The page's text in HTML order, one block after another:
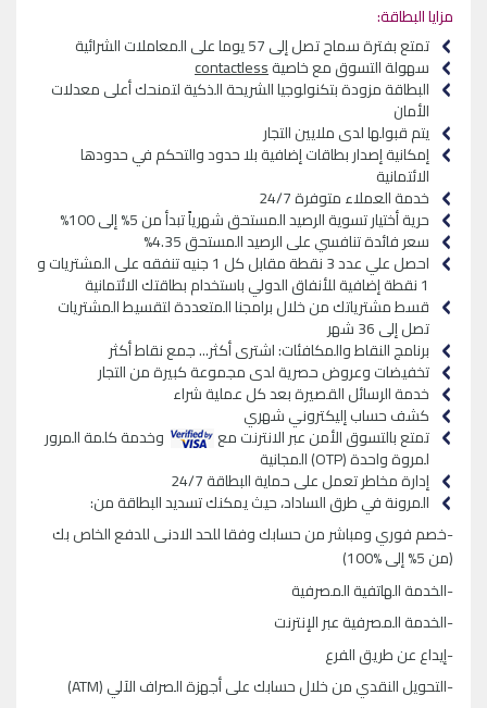
مزايا البطاقة:
تمتع بفترة سماح تصل إلى 57 يوما على المعاملات الشرائية
سهولة التسوق مع خاصيةcontactless
البطاقة مزودة بتكنولوجيا الشريحة الذكية لتمنحك أعلى معدلات
الأمان
يتم قبولها لدى ملايين التجار
إمكانية إصدار بطاقات إضافية بلا حدود والتحكم في حدودها
الائتمانية
خدمة العملاء متوفرة 24/7
حرية أختيار تسوية الرصيد المستحق شهرياً تبدأ من 5% إلى 100%
سعر فائدة تنافسي على الرصيد المستحق 4.35%
احصل علي عدد 3 نقطة مقابل كل 1 جنيه تنفقه على المشتريات و
1 نقطة إضافية للأنفاق الدولي باستخدام بطاقتك الائتمانية
قسط مشترياتك من خلال برامجنا المتعددة لتقسيط المشتريات
تصل إلى 36 شهر
برنامج النقاط والمكافئات: اشترى أكثر... جمع نقاط أكثر
تخفيضات وعروض حصرية لدى مجموعة كبيرة من التجار
خدمة الرسائل القصيرة بعد كل عملية شراء
كشف حساب إليكتروني شهري
تمتع بالتسوق الأمن عبر الانترنت مع وخدمة كلمة المرور
لمروة واحدة (OTP) المجانية
إدارة مخاطر تعمل على حماية البطاقة 24/7
المرونة في طرق الساداد، حيث يمكنك تسديد البطاقة من:
-خصم فوري ومباشر من حسابك وفقا للحد الادنى للدفع الخاص بك
(من 5% إلى %100)
-الخدمة الهاتفية المصرفية
-الخدمة المصرفية عبر الإنترنت
-إيداع عن طريق الفرع
-التحويل النقدي من خلال حسابك على أجهزة الصراف الآلي (ATM)